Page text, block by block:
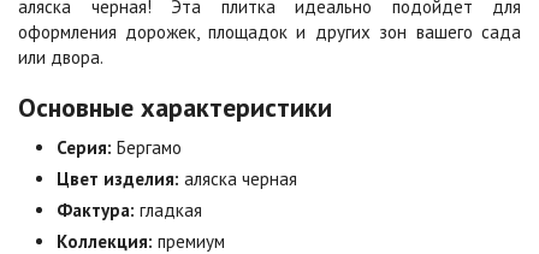
Клинкер
Коричневая
Цена по запросу
аляска черная! Эта плитка идеально подойдет для
оформления дорожек, площадок и других зон вашего сада
или двора.
Основные характеристики
Серия: Бергамо
Цвет изделия: аляска черная
Фактура: гладкая
Коллекция: премиум